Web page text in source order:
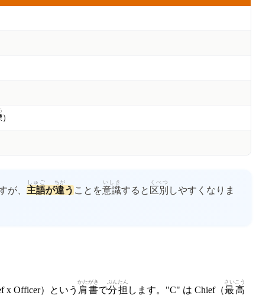
）
が、 主語
しゅご
が違
ちが
う ことを意識
いしき
すると 区別
くべつ
しやすくなりま
x Officer）という 肩書
かたがき
で分担
ぶんたん
します。"C" は Chief（最高
さいこう